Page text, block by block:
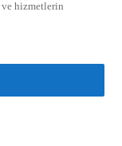
ve hizmetlerin